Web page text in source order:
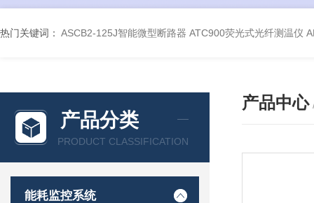
热门关键词： ASCB2-125J智能微型断路器 ATC900荧光式光纤测温仪
产品分类
PRODUCT CLASSIFICATION
能耗监控系统
产品中心